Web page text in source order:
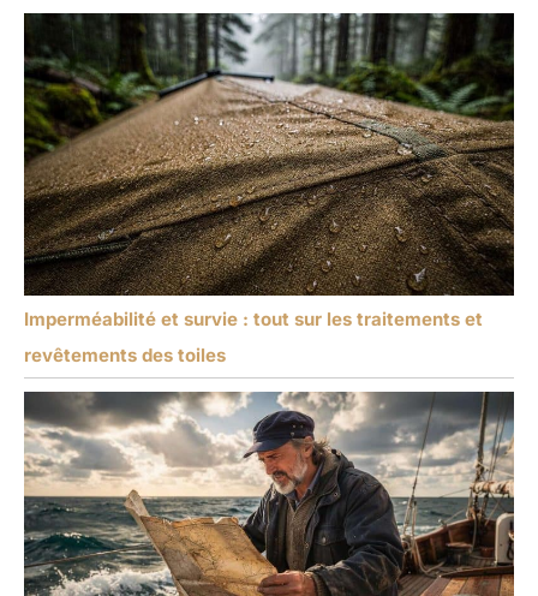
Imperméabilité et survie : tout sur les traitements et
revêtements des toiles